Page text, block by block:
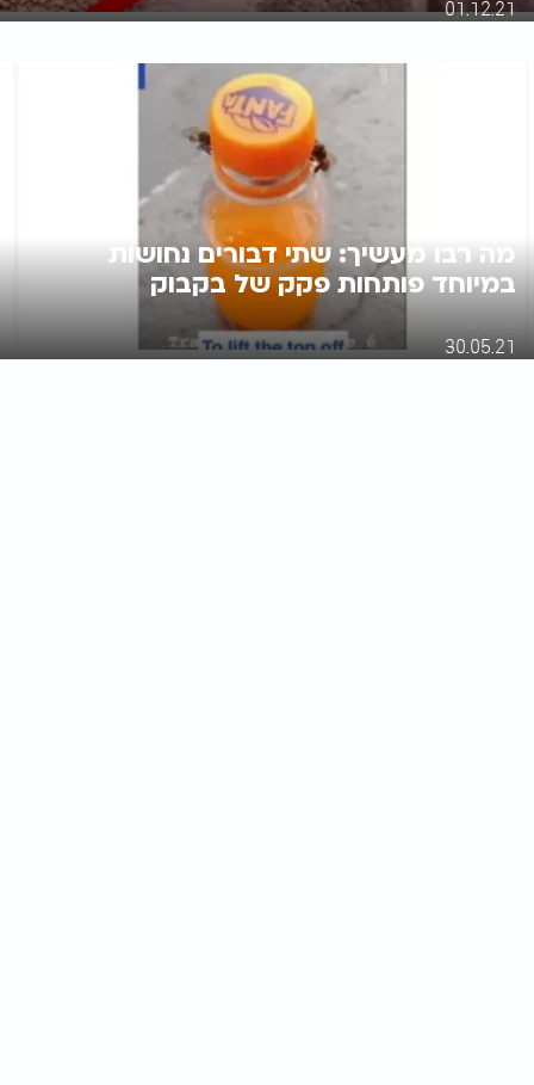
01.12.21
מה רבו מעשיך: שתי דבורים נחושות
במיוחד פותחות פקק של בקבוק
30.05.21